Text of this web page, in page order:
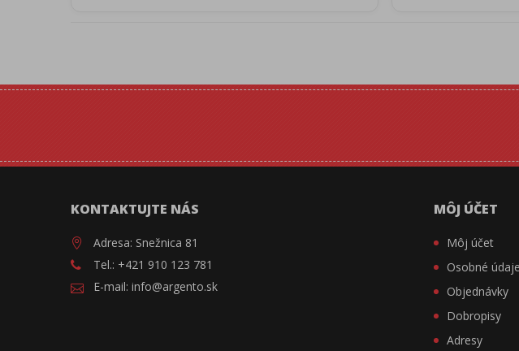
KONTAKTUJTE NÁS
Adresa: Snežnica 81
Tel.: +421 910 123 781
E-mail: info@argento.sk
MÔJ ÚČET
Môj účet
Osobné údaje
Objednávky
Dobropisy
Adresy